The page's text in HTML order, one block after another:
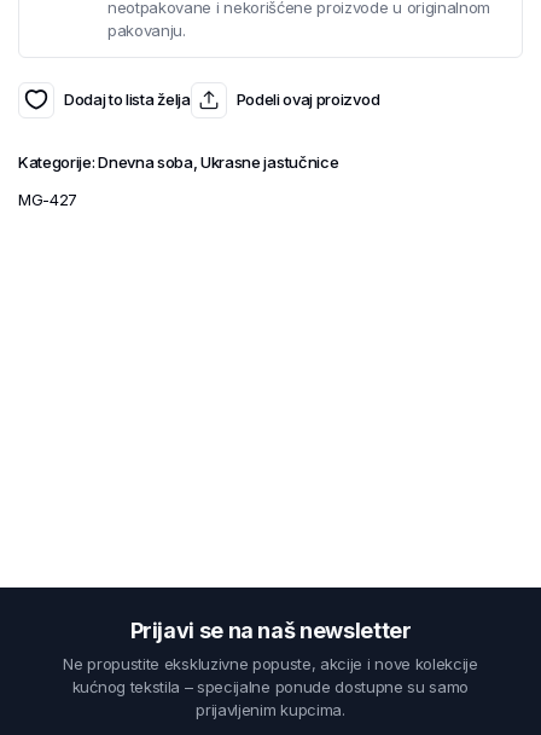
neotpakovane i nekorišćene proizvode u originalnom
pakovanju.
Dodaj to lista želja Podeli ovaj proizvod
Kategorije:Dnevna soba,Ukrasne jastučnice
MG-427
Prijavi se na naš newsletter
Ne propustite ekskluzivne popuste, akcije i nove kolekcije
kućnog tekstila – specijalne ponude dostupne su samo
prijavljenim kupcima.